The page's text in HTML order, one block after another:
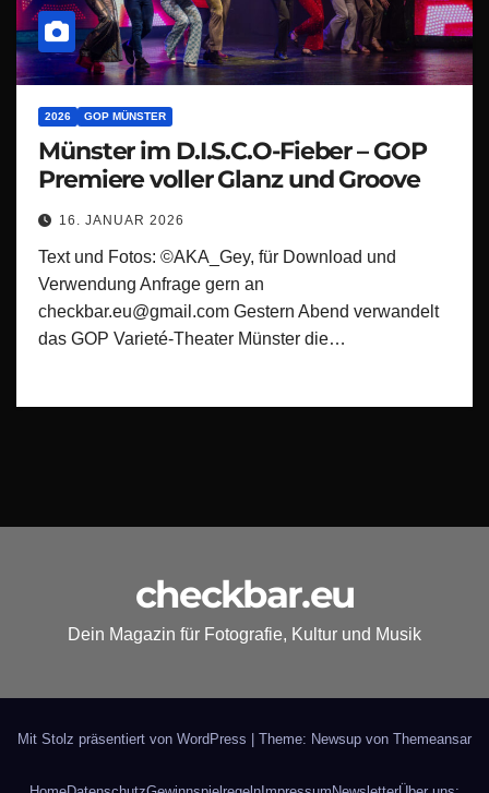
2026 GOP MÜNSTER
Münster im D.I.S.C.O-Fieber – GOP
Premiere voller Glanz und Groove
16. JANUAR 2026
Text und Fotos: ©AKA_Gey, für Download und
Verwendung Anfrage gern an
checkbar.eu@gmail.com Gestern Abend verwandelt
das GOP Varieté-Theater Münster die…
checkbar.eu
Dein Magazin für Fotografie, Kultur und Musik
Mit Stolz präsentiert von WordPress Theme: Newsup von Themeansar